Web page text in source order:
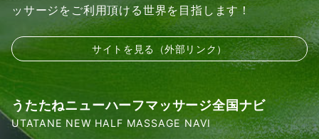
ッサージをご利用頂ける世界を目指します！
サイトを見る（外部リンク）
うたたねニューハーフマッサージ全国ナビ
UTATANE NEW HALF MASSAGE NAVI